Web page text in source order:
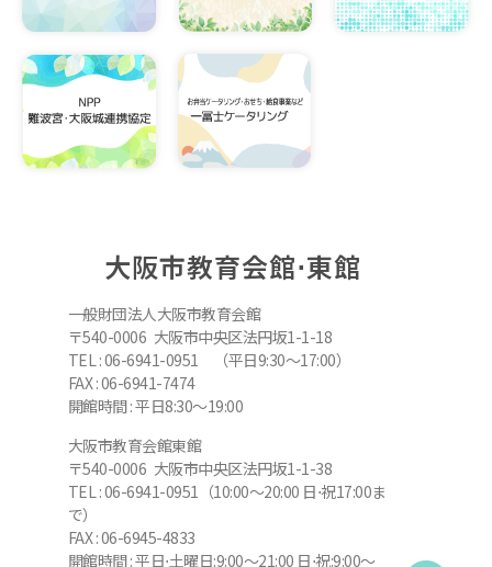
大阪市教育会館⋅東館
一般財団法人大阪市教育会館
〒540-0006 大阪市中央区法円坂1-1-18
TEL : 06-6941-0951 （平日9:30～17:00）
FAX : 06-6941-7474
開館時間 : 平日8:30～19:00
大阪市教育会館東館
〒540-0006 大阪市中央区法円坂1-1-38
TEL : 06-6941-0951（10:00～20:00 日⋅祝17:00ま
で）
FAX : 06-6945-4833
開館時間 : 平日⋅土曜日:9:00～21:00 日⋅祝:9:00～